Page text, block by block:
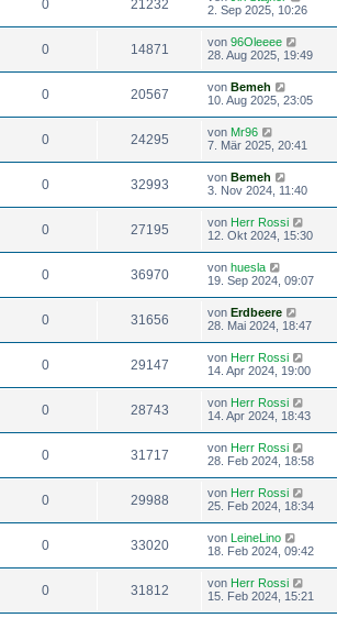
0 21232
2. Sep 2025, 10:26
0 14871 von 96Oleeee
28. Aug 2025, 19:49
0 20567 von Bemeh
10. Aug 2025, 23:05
0 24295 von Mr96
7. Mär 2025, 20:41
0 32993 von Bemeh
3. Nov 2024, 11:40
0 27195 von Herr Rossi
12. Okt 2024, 15:30
0 36970 von huesla
19. Sep 2024, 09:07
0 31656 von Erdbeere
28. Mai 2024, 18:47
0 29147 von Herr Rossi
14. Apr 2024, 19:00
0 28743 von Herr Rossi
14. Apr 2024, 18:43
0 31717 von Herr Rossi
28. Feb 2024, 18:58
0 29988 von Herr Rossi
25. Feb 2024, 18:34
0 33020 von LeineLino
18. Feb 2024, 09:42
0 31812 von Herr Rossi
15. Feb 2024, 15:21